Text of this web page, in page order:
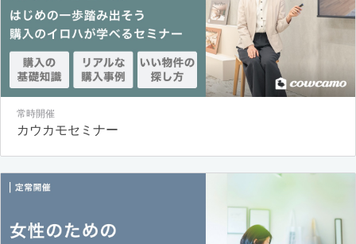
常時開催
カウカモセミナー